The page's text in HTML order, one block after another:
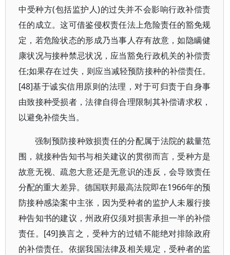
中受种方(包括监护人)的过失并不会影响行政补偿责
任的成立。这可借鉴侵权责任法上危险责任的豁免规
定，若危险状态的形成乃当事人存有故意，如隐瞒健
康状况与接种禁忌状况，应当豁免行政机关的补偿责
任;如果存在过失，则应当减轻预防接种的补偿责任。
[48]基于诚实信用原则的法理，对于可归责于自身事
由致接种受损者，法律自得合理限制其补偿请求权，
以避免补偿失当。
强制预防接种致损责任的分配属于法院的裁量范
围，就接种告知书与相关建议的贯彻而言，受种方是
故意无视、疏忽大意还是无意识的违反，会导致责任
分配的重大差异。德国联邦最高法院即在1966年的预
防接种感染案中主张，因为受种者的监护人未履行接
种告知书的建议，州政府仅须对损害承担一半的补偿
责任。[49]换言之，受种方的过错不能绝对排除政府
的补偿责任。依据我国法律及相关规定，受种者的监